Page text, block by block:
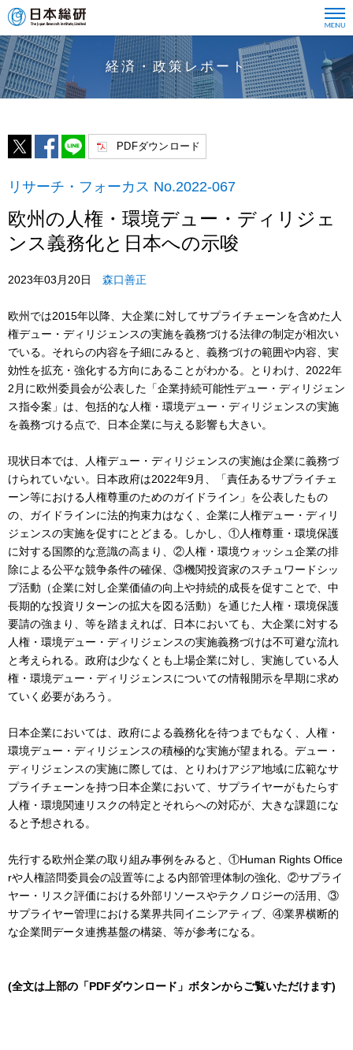
経済・政策レポート
PDFダウンロード
リサーチ・フォーカス No.2022-067
欧州の人権・環境デュー・ディリジェ
ンス義務化と日本への示唆
2023年03月20日 森口善正
欧州では2015年以降、大企業に対してサプライチェーンを含めた人
権デュー・ディリジェンスの実施を義務づける法律の制定が相次い
でいる。それらの内容を子細にみると、義務づけの範囲や内容、実
効性を拡充・強化する方向にあることがわかる。とりわけ、2022年
2月に欧州委員会が公表した「企業持続可能性デュー・ディリジェン
ス指令案」は、包括的な人権・環境デュー・ディリジェンスの実施
を義務づける点で、日本企業に与える影響も大きい。
現状日本では、人権デュー・ディリジェンスの実施は企業に義務づ
けられていない。日本政府は2022年9月、「責任あるサプライチェ
ーン等における人権尊重のためのガイドライン」を公表したもの
の、ガイドラインに法的拘束力はなく、企業に人権デュー・ディリ
ジェンスの実施を促すにとどまる。しかし、①人権尊重・環境保護
に対する国際的な意識の高まり、②人権・環境ウォッシュ企業の排
除による公平な競争条件の確保、③機関投資家のスチュワードシッ
プ活動（企業に対し企業価値の向上や持続的成長を促すことで、中
長期的な投資リターンの拡大を図る活動）を通じた人権・環境保護
要請の強まり、等を踏まえれば、日本においても、大企業に対する
人権・環境デュー・ディリジェンスの実施義務づけは不可避な流れ
と考えられる。政府は少なくとも上場企業に対し、実施している人
権・環境デュー・ディリジェンスについての情報開示を早期に求め
ていく必要があろう。
日本企業においては、政府による義務化を待つまでもなく、人権・
環境デュー・ディリジェンスの積極的な実施が望まれる。デュー・
ディリジェンスの実施に際しては、とりわけアジア地域に広範なサ
プライチェーンを持つ日本企業において、サプライヤーがもたらす
人権・環境関連リスクの特定とそれらへの対応が、大きな課題にな
ると予想される。
先行する欧州企業の取り組み事例をみると、①Human Rights Office
rや人権諮問委員会の設置等による内部管理体制の強化、②サプライ
ヤー・リスク評価における外部リソースやテクノロジーの活用、③
サプライヤー管理における業界共同イニシアティブ、④業界横断的
な企業間データ連携基盤の構築、等が参考になる。
(全文は上部の「PDFダウンロード」ボタンからご覧いただけます)